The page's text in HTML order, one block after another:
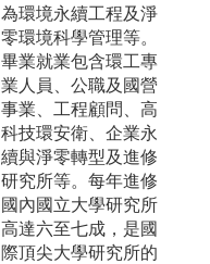
為環境永續工程及淨
零環境科學管理等。
畢業就業包含環工專
業人員、公職及國營
事業、工程顧問、高
科技環安衛、企業永
續與淨零轉型及進修
研究所等。每年進修
國內國立大學研究所
高達六至七成，是國
際頂尖大學研究所的